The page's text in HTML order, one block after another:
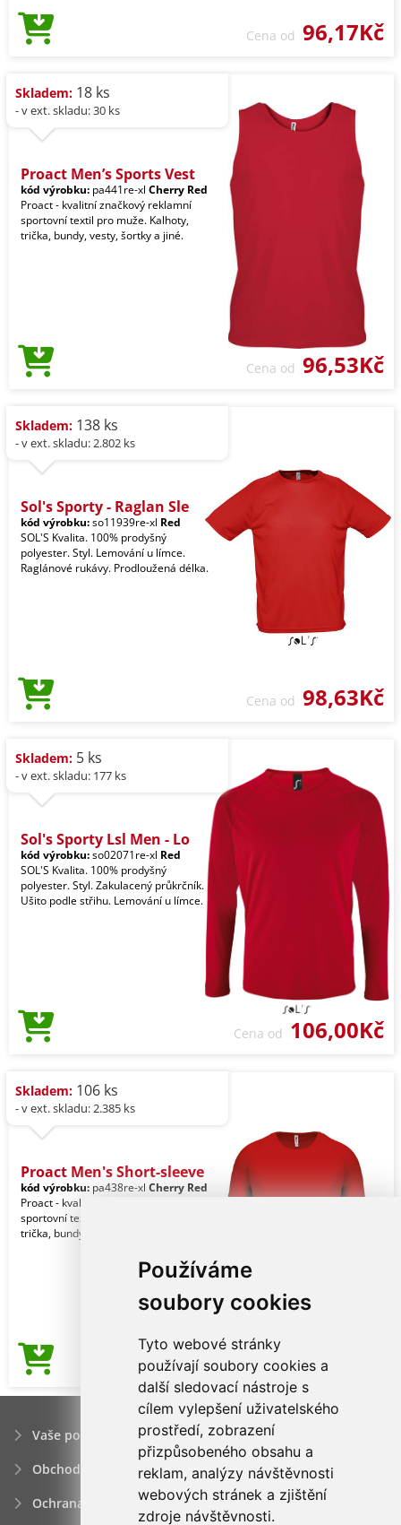
Používáme
soubory cookies
Tyto webové stránky
používají soubory cookies a
další sledovací nástroje s
cílem vylepšení uživatelského
prostředí, zobrazení
přizpůsobeného obsahu a
reklam, analýzy návštěvnosti
webových stránek a zjištění
zdroje návštěvnosti.
Cena od 96,17Kč
Skladem: 18 ks
- v ext. skladu: 30 ks
Proact Men’s Sports Vest
kód výrobku: pa441re-xl Cherry Red
Proact - kvalitní značkový reklamní
sportovní textil pro muže. Kalhoty,
trička, bundy, vesty, šortky a jiné.
Cena od 96,53Kč
Skladem: 138 ks
- v ext. skladu: 2.802 ks
Sol's Sporty - Raglan Sle
kód výrobku:so11939re-xl Red
SOL'S Kvalita. 100% prodyšný
polyester. Styl. Lemování u límce.
Raglánové rukávy. Prodloužená délka.
Cena od 98,63Kč
Skladem: 5 ks
- v ext. skladu: 177 ks
Sol's Sporty Lsl Men - Lo
kód výrobku:so02071re-xl Red
SOL'S Kvalita. 100% prodyšný
polyester. Styl. Zakulacený průkrčník.
Ušito podle střihu. Lemování u límce.
Cena od 106,00Kč
Skladem: 106 ks
- v ext. skladu: 2.385 ks
Proact Men's Short-sleeve
kód výrobku: pa438re-xl Cherry Red
Proact - kvalitní značkový reklamní
sportovní textil pro muže. Kalhoty,
trička, bundy, vesty, šortky a jiné.
Cena od106,35Kč
Vaše poptávka
Obchodní podmínky
Ochrana osobních údajú